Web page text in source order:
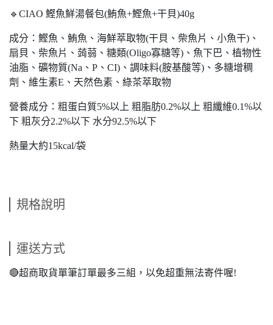
🔹CIAO 鰹魚鮮湯餐包(鮪魚+鰹魚+干貝)40g
成分：鰹魚、鮪魚、海鮮萃取物(干貝、柴魚片、小魚干)、
扇貝、柴魚片、蒟蒻、糖類(Oligo寡糖等)、魚下巴、植物性
油脂、礦物質(Na、P、CI)、調味料(胺基酸等)、多糖增稠
劑、維生素E、天然色素、綠茶萃取物
營養成分：粗蛋白質5%以上 粗脂肪0.2%以上 粗纖維0.1%以
下 粗灰分2.2%以下 水分92.5%以下
熱量大約15kcal/袋
規格說明
運送方式
🔴超商取貨單筆訂單最多三組，以免超重無法寄件喔!